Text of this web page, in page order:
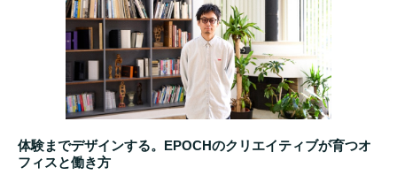
体験までデザインする。EPOCHのクリエイティブが育つオ
フィスと働き方